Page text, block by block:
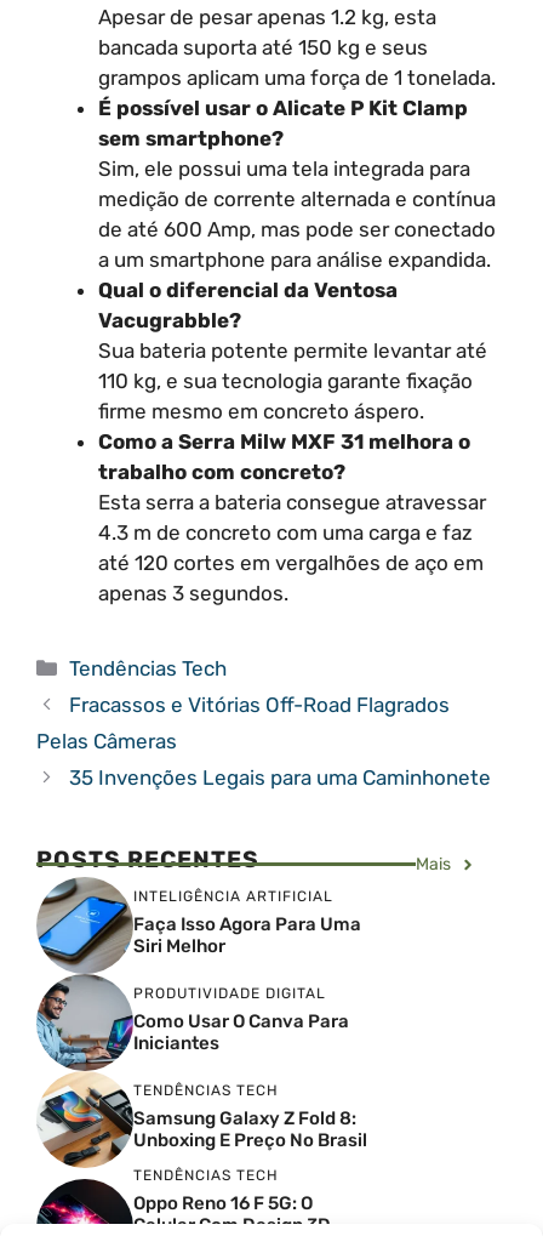
Apesar de pesar apenas 1.2 kg, esta
bancada suporta até 150 kg e seus
grampos aplicam uma força de 1 tonelada.
É possível usar o Alicate P Kit Clamp
sem smartphone?
Sim, ele possui uma tela integrada para
medição de corrente alternada e contínua
de até 600 Amp, mas pode ser conectado
a um smartphone para análise expandida.
Qual o diferencial da Ventosa
Vacugrabble?
Sua bateria potente permite levantar até
110 kg, e sua tecnologia garante fixação
firme mesmo em concreto áspero.
Como a Serra Milw MXF 31 melhora o
trabalho com concreto?
Esta serra a bateria consegue atravessar
4.3 m de concreto com uma carga e faz
até 120 cortes em vergalhões de aço em
apenas 3 segundos.
Categorias
Tendências Tech
Fracassos e Vitórias Off-Road Flagrados
Pelas Câmeras
35 Invenções Legais para uma Caminhonete
POSTS RECENTES Mais
INTELIGÊNCIA ARTIFICIAL
Faça Isso Agora Para Uma
Siri Melhor
PRODUTIVIDADE DIGITAL
Como Usar O Canva Para
Iniciantes
TENDÊNCIAS TECH
Samsung Galaxy Z Fold 8:
Unboxing E Preço No Brasil
TENDÊNCIAS TECH
Oppo Reno 16 F 5G: O
Celular Com Design 3D